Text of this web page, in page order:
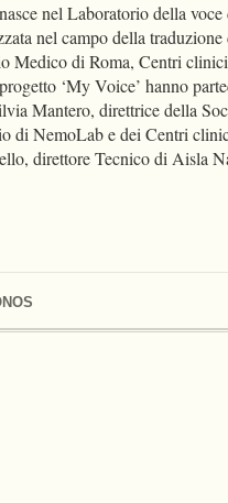
nel Laboratorio della
nel campo della
Medico di Roma, Centri
‘My Voice’ hanno
Mantero, direttrice della
di NemoLab e dei Centri
direttore Tecnico di Aisla